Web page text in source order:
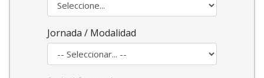
Jornada / Modalidad